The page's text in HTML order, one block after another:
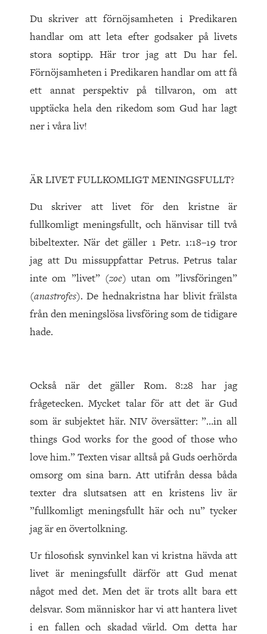
Du skriver att förnöjsamheten i Predikaren
handlar om att leta efter godsaker på livets
stora soptipp. Här tror jag att Du har fel.
Förnöjsamheten i Predikaren handlar om att få
ett annat perspektiv på tillvaron, om att
upptäcka hela den rikedom som Gud har lagt
ner i våra liv!
ÄR LIVET FULLKOMLIGT MENINGSFULLT?
Du skriver att livet för den kristne är
fullkomligt meningsfullt, och hänvisar till två
bibeltexter. När det gäller 1 Petr. 1:18–19 tror
jag att Du missuppfattar Petrus. Petrus talar
inte om ”livet” (zoe) utan om ”livsföringen”
(anastrofes). De hednakristna har blivit frälsta
från den meningslösa livsföring som de tidigare
hade.
Också när det gäller Rom. 8:28 har jag
frågetecken. Mycket talar för att det är Gud
som är subjektet här. NIV översätter: ”…in all
things God works for the good of those who
love him.” Texten visar alltså på Guds oerhörda
omsorg om sina barn. Att utifrån dessa båda
texter dra slutsatsen att en kristens liv är
”fullkomligt meningsfullt här och nu” tycker
jag är en övertolkning.
Ur filosofisk synvinkel kan vi kristna hävda att
livet är meningsfullt därför att Gud menat
något med det. Men det är trots allt bara ett
delsvar. Som människor har vi att hantera livet
i en fallen och skadad värld. Om detta har